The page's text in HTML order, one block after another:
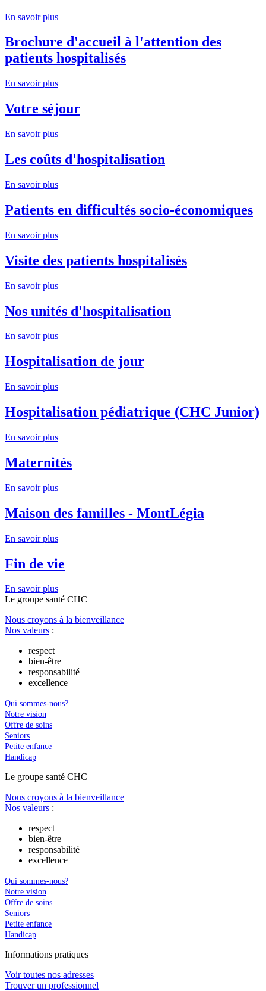
En savoir plus
Brochure d'accueil à l'attention des
patients hospitalisés
En savoir plus
Votre séjour
En savoir plus
Les coûts d'hospitalisation
En savoir plus
Patients en difficultés socio-économiques
En savoir plus
Visite des patients hospitalisés
En savoir plus
Nos unités d'hospitalisation
En savoir plus
Hospitalisation de jour
En savoir plus
Hospitalisation pédiatrique (CHC Junior)
En savoir plus
Maternités
En savoir plus
Maison des familles - MontLégia
En savoir plus
Fin de vie
En savoir plus
Le groupe santé CHC
Nous croyons à la bienveillance
Nos valeurs :
respect
bien-être
responsabilité
excellence
Qui sommes-nous?
Notre vision
Offre de soins
Seniors
Petite enfance
Handicap
Le groupe santé CHC
Nous croyons à la bienveillance
Nos valeurs :
respect
bien-être
responsabilité
excellence
Qui sommes-nous?
Notre vision
Offre de soins
Seniors
Petite enfance
Handicap
Informations pratiques
Voir toutes nos adresses
Trouver un professionnel